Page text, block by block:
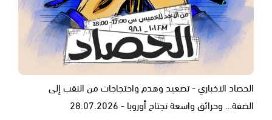
الحصاد الاخباري - تصعيد وهدم واحتجاجات من النقب إلى
الضفة… وحرائق واسعة تجتاح أوروبا - 28.07.2026